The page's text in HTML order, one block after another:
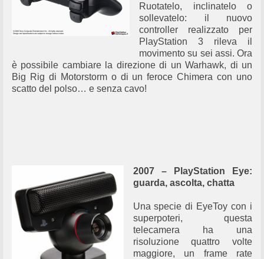
Ruotatelo, inclinatelo o
sollevatelo: il nuovo
controller realizzato per
PlayStation 3 rileva il
movimento su sei assi. Ora
è possibile cambiare la direzione di un Warhawk, di un
Big Rig di Motorstorm o di un feroce Chimera con uno
scatto del polso… e senza cavo!
2007 – PlayStation Eye:
guarda, ascolta, chatta
Una specie di EyeToy con i
superpoteri, questa
telecamera ha una
risoluzione quattro volte
maggiore, un frame rate